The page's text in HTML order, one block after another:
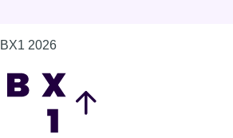
BX1 2026